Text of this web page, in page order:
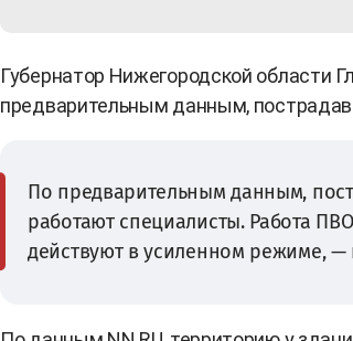
Губернатор Нижегородской области
предварительным данным,
По предварительным данным,
работают специалисты. Работа
действуют в усиленном режиме, —